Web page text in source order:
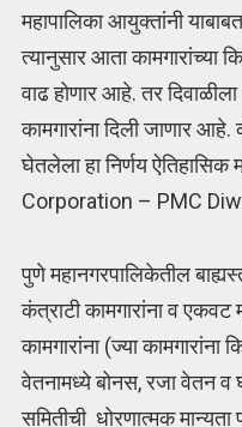
महापालिका आयुक्तांनी
त्यानुसार आता
वाढ होणार आहे. तर
कामगारांना दिली जाणार आहे.
घेतलेला हा निर्णय
Corporation – PMC
पुणे महानगरपालिकेतील
कंत्राटी कामगारांना व
कामगारांना (ज्या
वेतनामध्ये बोनस, रजा वेतन व
समितीची धोरणात्मक